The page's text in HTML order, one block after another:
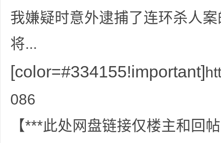
我嫌疑时意外逮捕了连环杀人
将...
[color=#334155!important]
086
【***此处网盘链接仅楼主和回